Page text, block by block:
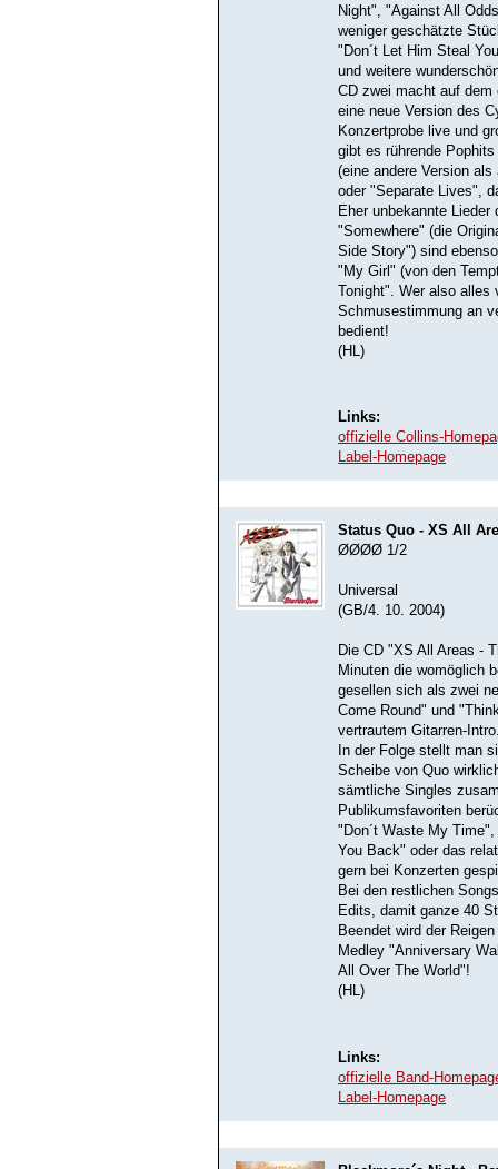
Night", "Against All
weniger geschätzte
"Don´t Let Him Steal
und weitere
CD zwei macht auf
eine neue Version des
Konzertprobe live und
gibt es rührende
(eine andere Version
oder "Separate Lives",
Eher unbekannte
"Somewhere" (die
Side Story") sind
"My Girl" (von den
Tonight". Wer also alles
Schmusestimmung an
bedient!
(HL)
Links:
offizielle Collins-
Label-Homepage
Status Quo - XS All
ØØØØ 1/2
Universal
(GB/4. 10. 2004)
Die CD "XS All Areas -
Minuten die womöglich
gesellen sich als zwei
Come Round" und
vertrautem Gitarren-
In der Folge stellt man
Scheibe von Quo
sämtliche Singles
Publikumsfavoriten
"Don´t Waste My
You Back" oder das
gern bei Konzerten
Bei den restlichen
Edits, damit ganze 40
Beendet wird der
Medley "Anniversary
All Over The World"!
(HL)
Links:
offizielle Band-
Label-Homepage